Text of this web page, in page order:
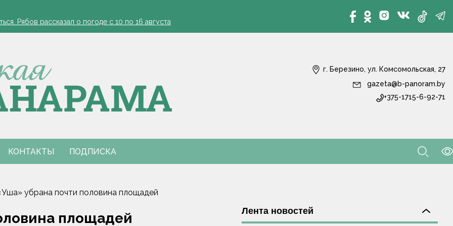
в фабрику урожая
Рябов рассказал о погоде с 10 по 16 августа
объяснила, почему усилилась краснота и появился отек
праздником
в реанимации
в фабрику урожая
Рябов рассказал о погоде с 10 по 16 августа
объяснила, почему усилилась краснота и появился отек
праздником
в реанимации
г. Березино, ул. Комсомольская, 27
gazeta@b-panoram.by
+375-1715-6-92-71
КОНТАКТЫ ПОДПИСКА
убрана почти половина площадей
площадей Лента новостей